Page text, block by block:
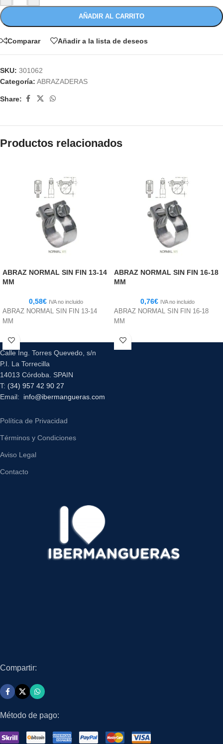
AÑADIR AL CARRITO
Comparar Añadir a la lista de deseos
SKU: 301062
Categoría: ABRAZADERAS
Share:
Productos relacionados
ABRAZ NORMAL SIN FIN 13-14
MM
0,58€ IVA no incluido
ABRAZ NORMAL SIN FIN 13-14
MM
ABRAZ NORMAL SIN FIN 16-18
MM
0,76€ IVA no incluido
ABRAZ NORMAL SIN FIN 16-18
MM
Calle Ing. Torres Quevedo, s/n
P.I. La Torrecilla
14013 Córdoba. SPAIN
T: (34) 957 42 90 27
Email: info@ibermangueras.com
Política de Privacidad
Términos y Condiciones
Aviso Legal
Contacto
Compartir:
Método de pago: